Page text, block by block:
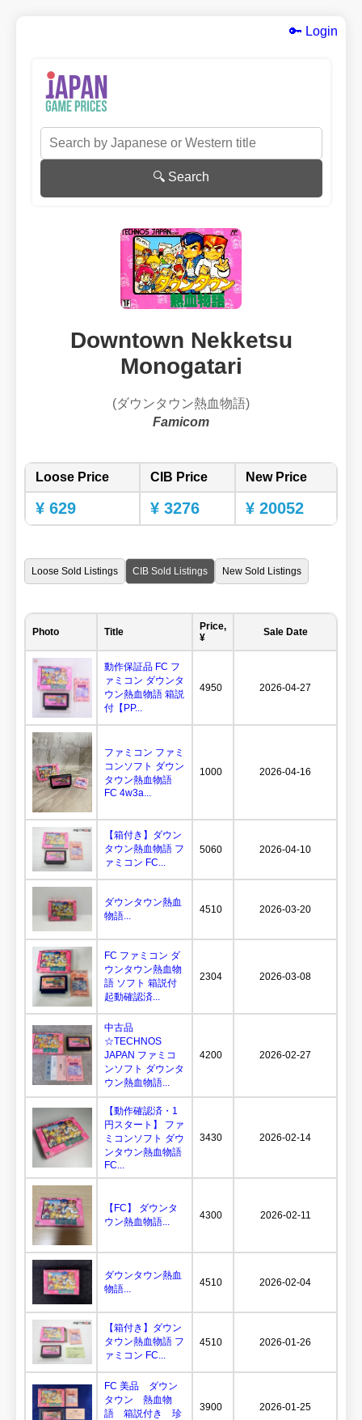
🔑 Login
🔍 Search
Downtown Nekketsu
Monogatari
(ダウンタウン熱血物語)
Famicom
Loose Price CIB Price New Price
¥ 629 ¥ 3276 ¥ 20052
Loose Sold Listings CIB Sold Listings New Sold Listings
Photo Title
Price,
¥
Sale Date
動作保証品 FC フ
ァミコン ダウンタ
ウン熱血物語 箱説
付【PP...
4950 2026-04-27
ファミコン ファミ
コンソフト ダウン
タウン熱血物語
FC 4w3a...
1000 2026-04-16
【箱付き】ダウン
タウン熱血物語 フ
ァミコン FC...
5060 2026-04-10
ダウンタウン熱血
物語...
4510 2026-03-20
FC ファミコン ダ
ウンタウン熱血物
語 ソフト 箱説付
起動確認済...
2304 2026-03-08
中古品
☆TECHNOS
JAPAN ファミコ
ンソフト ダウンタ
ウン熱血物語...
4200 2026-02-27
【動作確認済・1
円スタート】 ファ
ミコンソフト ダウ
ンタウン熱血物語
FC...
3430 2026-02-14
【FC】 ダウンタ
ウン熱血物語...
4300 2026-02-11
ダウンタウン熱血
物語...
4510 2026-02-04
【箱付き】ダウン
タウン熱血物語 フ
ァミコン FC...
4510 2026-01-26
FC 美品 ダウン
タウン 熱血物
語 箱説付き 珍
3900 2026-01-25